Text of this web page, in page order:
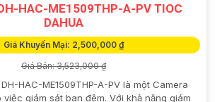
HAC-ME1509THP-A-PV TIOC
DAHUA
Giá Khuyến Mại: 2,500,000 ₫
Giá Bán: 3,523,000 ₫
HAC-ME1509THP-A-PV là một Camera
giám sát ban đêm. Với khả năng giám